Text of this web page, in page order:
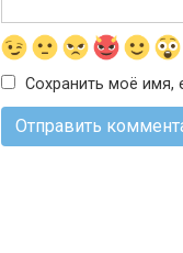
Сохранить моё имя,